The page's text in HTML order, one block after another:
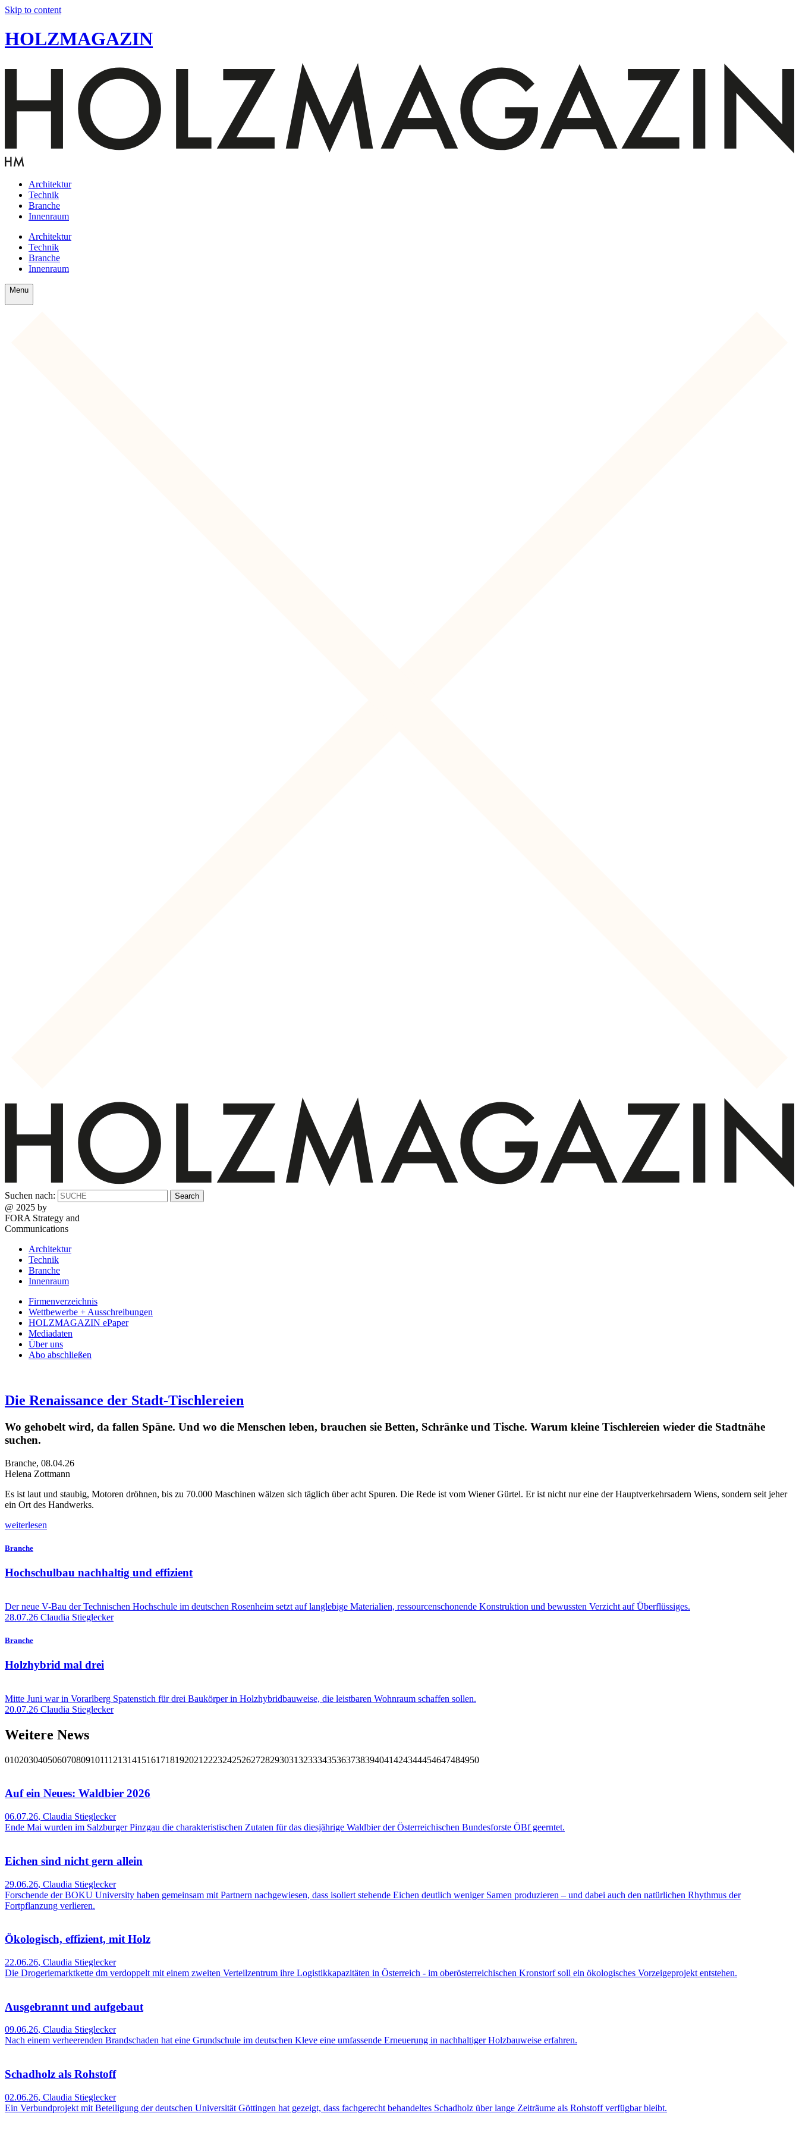
Skip to content
HOLZMAGAZIN
Architektur
Technik
Branche
Innenraum
Architektur
Technik
Branche
Innenraum
Menu
Suchen nach:
@ 2025 by
FORA Strategy and
Communications
Architektur
Technik
Branche
Innenraum
Firmenverzeichnis
Wettbewerbe + Ausschreibungen
HOLZMAGAZIN ePaper
Mediadaten
Über uns
Abo abschließen
Die Renaissance der Stadt-Tischlereien
Wo gehobelt wird, da fallen Späne. Und wo die Menschen leben, brauchen sie Betten, Schränke und Tische. Warum kleine Tischlereien wieder die Stadtnähe
suchen.
Branche, 08.04.26
Helena Zottmann
Es ist laut und staubig, Motoren dröhnen, bis zu 70.000 Maschinen wälzen sich täglich über acht Spuren. Die Rede ist vom Wiener Gürtel. Er ist nicht nur eine der Hauptverkehrsadern Wiens, sondern seit jeher
ein Ort des Handwerks.
weiterlesen
Branche
Hochschulbau nachhaltig und effizient
Der neue V-Bau der Technischen Hochschule im deutschen Rosenheim setzt auf langlebige Materialien, ressourcenschonende Konstruktion und bewussten Verzicht auf Überflüssiges.
28.07.26 Claudia Stieglecker
Branche
Holzhybrid mal drei
Mitte Juni war in Vorarlberg Spatenstich für drei Baukörper in Holzhybridbauweise, die leistbaren Wohnraum schaffen sollen.
20.07.26 Claudia Stieglecker
Weitere News
010203040506070809101112131415161718192021 2223242526272829303132333435363738394041424344454647484950
Auf ein Neues: Waldbier 2026
06.07.26, Claudia Stieglecker
Ende Mai wurden im Salzburger Pinzgau die charakteristischen Zutaten für das diesjährige Waldbier der Österreichischen Bundesforste ÖBf geerntet.
Eichen sind nicht gern allein
29.06.26, Claudia Stieglecker
Forschende der BOKU University haben gemeinsam mit Partnern nachgewiesen, dass isoliert stehende Eichen deutlich weniger Samen produzieren – und dabei auch den natürlichen Rhythmus der
Fortpflanzung verlieren.
Ökologisch, effizient, mit Holz
22.06.26, Claudia Stieglecker
Die Drogeriemarktkette dm verdoppelt mit einem zweiten Verteilzentrum ihre Logistikkapazitäten in Österreich - im oberösterreichischen Kronstorf soll ein ökologisches Vorzeigeprojekt entstehen.
Ausgebrannt und aufgebaut
09.06.26, Claudia Stieglecker
Nach einem verheerenden Brandschaden hat eine Grundschule im deutschen Kleve eine umfassende Erneuerung in nachhaltiger Holzbauweise erfahren.
Schadholz als Rohstoff
02.06.26, Claudia Stieglecker
Ein Verbundprojekt mit Beteiligung der deutschen Universität Göttingen hat gezeigt, dass fachgerecht behandeltes Schadholz über lange Zeiträume als Rohstoff verfügbar bleibt.